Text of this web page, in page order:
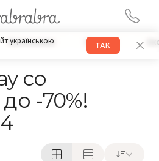
українською
ТАК
Купальники Одежда
со
-70%!